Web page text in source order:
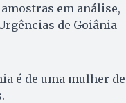
em análise,
de Goiânia
é de uma mulher de